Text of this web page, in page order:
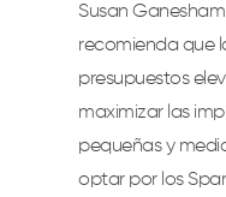
Susan
recomienda que
presupuestos
maximizar las
pequeñas y
optar por los